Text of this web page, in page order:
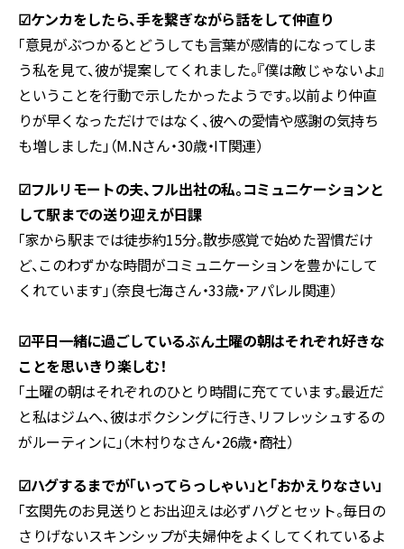
☑︎ケンカをしたら、手を繋ぎながら話をして仲直り
「意見がぶつかるとどうしても言葉が感情的になってしま
う私を見て、彼が提案してくれました。『僕は敵じゃないよ』
ということを行動で示したかったようです。以前より仲直
りが早くなっただけではなく、彼への愛情や感謝の気持ち
も増しました」（M.Nさん・30歳・IT関連）
☑︎フルリモートの夫、フル出社の私。コミュニケーションと
して駅までの送り迎えが日課
「家から駅までは徒歩約15分。散歩感覚で始めた習慣だけ
ど、このわずかな時間がコミュニケーションを豊かにして
くれています」（奈良七海さん・33歳・アパレル関連）
☑︎平日一緒に過ごしているぶん土曜の朝はそれぞれ好きな
ことを思いきり楽しむ！
「土曜の朝はそれぞれのひとり時間に充てています。最近だ
と私はジムへ、彼はボクシングに行き、リフレッシュするの
がルーティンに」（木村りなさん・26歳・商社）
☑︎ハグするまでが「いってらっしゃい」と「おかえりなさい」
「玄関先のお見送りとお出迎えは必ずハグとセット。毎日の
さりげないスキンシップが夫婦仲をよくしてくれているよ